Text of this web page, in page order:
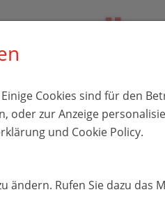
Cookies sind für den
oder zur Anzeige
und Cookie Policy.
ändern. Rufen Sie dazu das